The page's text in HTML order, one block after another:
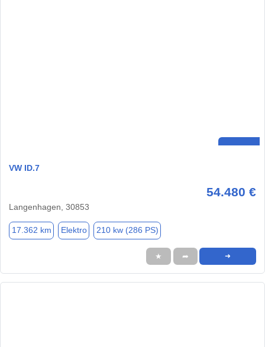
VW ID.7
54.480 €
Langenhagen, 30853
17.362 km Elektro 210 kw (286 PS)
★ ➦ ➜